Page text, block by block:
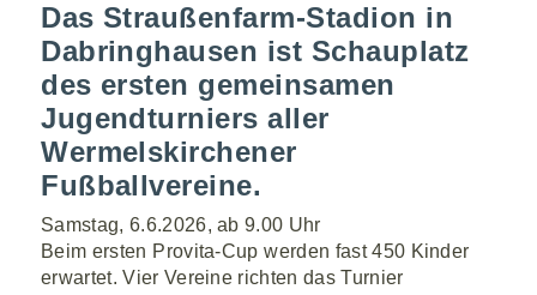
Das Straußenfarm-Stadion in
Dabringhausen ist Schauplatz
des ersten gemeinsamen
Jugendturniers aller
Wermelskirchener
Fußballvereine.
Samstag, 6.6.2026, ab 9.00 Uhr
Beim ersten Provita-Cup werden fast 450 Kinder
erwartet. Vier Vereine richten das Turnier